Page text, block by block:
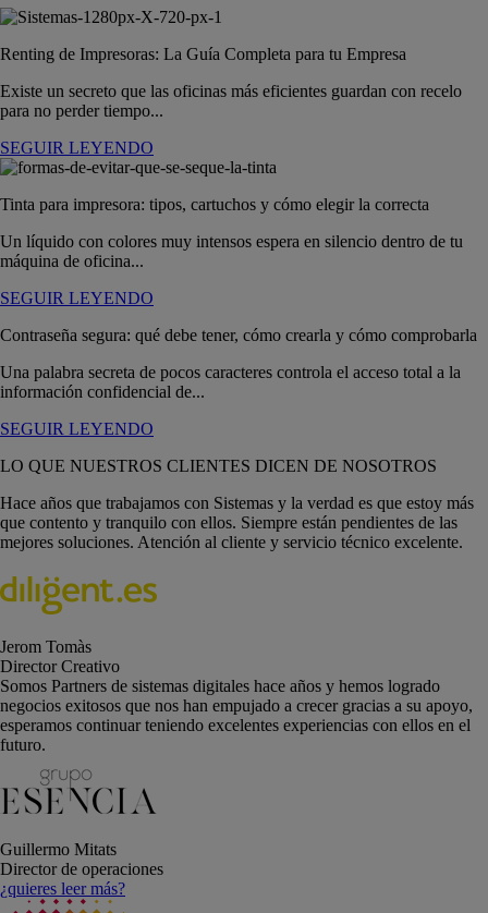
Renting de Impresoras: La Guía Completa para tu Empresa
Existe un secreto que las oficinas más eficientes guardan con recelo
para no perder tiempo...
SEGUIR LEYENDO
Tinta para impresora: tipos, cartuchos y cómo elegir la correcta
Un líquido con colores muy intensos espera en silencio dentro de tu
máquina de oficina...
SEGUIR LEYENDO
Contraseña segura: qué debe tener, cómo crearla y cómo comprobarla
Una palabra secreta de pocos caracteres controla el acceso total a la
información confidencial de...
SEGUIR LEYENDO
LO QUE NUESTROS CLIENTES DICEN DE NOSOTROS
Hace años que trabajamos con Sistemas y la verdad es que estoy más
que contento y tranquilo con ellos. Siempre están pendientes de las
mejores soluciones. Atención al cliente y servicio técnico excelente.
Jerom Tomàs
Director Creativo
Somos Partners de sistemas digitales hace años y hemos logrado
negocios exitosos que nos han empujado a crecer gracias a su apoyo,
esperamos continuar teniendo excelentes experiencias con ellos en el
futuro.
Guillermo Mitats
Director de operaciones
¿quieres leer más?